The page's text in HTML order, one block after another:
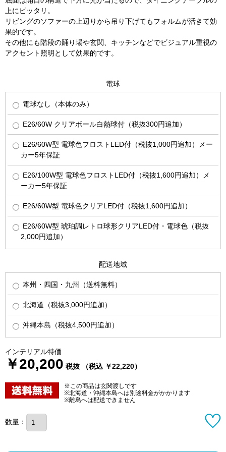
上にピッタリ。
リビングのソファーの上辺りから吊り下げてもフォルムが活きて効
果的です。
その他にも階段の踊り場や玄関、キッチンなどでビジュアル重視の
アクセント照明として効果的です。
電球
電球なし（本体のみ）
E26/60W クリアボール白熱球付（税抜300円追加）
E26/60W型 電球色フロストLED付（税抜1,000円追加）メー
カー5年保証
E26/100W型 電球色フロストLED付（税抜1,600円追加）メ
ーカー5年保証
E26/60W型 電球色クリアLED付（税抜1,600円追加）
E26/60W型 琥珀調レトロ球形クリアLED付・電球色（税抜
2,000円追加）
配送地域
本州・四国・九州（送料無料）
北海道（税抜3,000円追加）
沖縄本島（税抜4,500円追加）
インテリアル特価
￥20,200 税抜 （税込 ￥22,220）
※この商品は玄関渡しです
※北海道・沖縄本島へは別途料金がかかります
※離島へは配送できません
数量：